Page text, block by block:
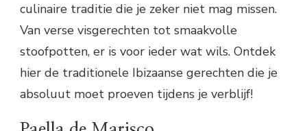
culinaire traditie die je zeker niet mag missen.
Van verse visgerechten tot smaakvolle
stoofpotten, er is voor ieder wat wils. Ontdek
hier de traditionele Ibizaanse gerechten die je
absoluut moet proeven tijdens je verblijf!